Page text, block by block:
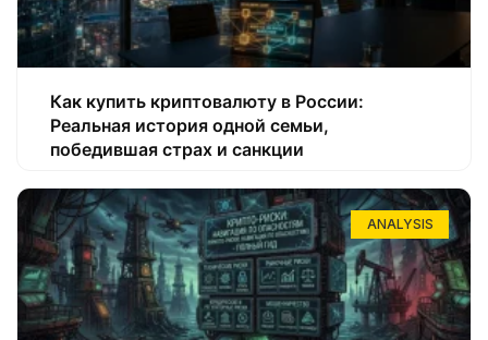
Как купить криптовалюту в России:
Реальная история одной семьи,
победившая страх и санкции
ANALYSIS